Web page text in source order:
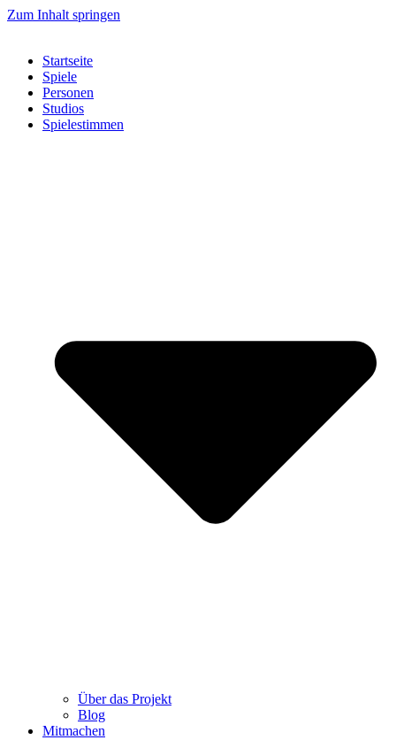
Zum Inhalt springen
Startseite
Spiele
Personen
Studios
Spielestimmen
Über das Projekt
Blog
Mitmachen